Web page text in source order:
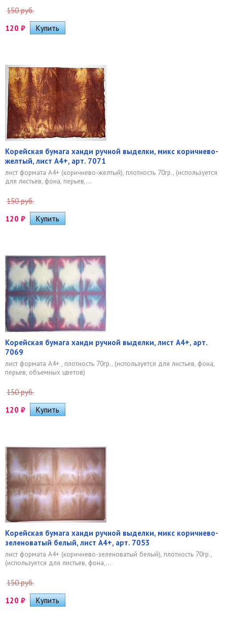
150 руб.
120 ₽
Корейская бумага ханди ручной выделки, микс коричнево-
желтый, лист А4+, арт. 7071
лист формата А4+ (коричнево-желтый), плотность 70гр., (используется
для листьев, фона, перьев,...
150 руб.
120 ₽
Корейская бумага ханди ручной выделки, лист А4+, арт.
7069
лист формата А4+ , плотность 70гр., (используется для листьев, фона,
перьев, объемных цветов)
150 руб.
120 ₽
Корейская бумага ханди ручной выделки, микс коричнево-
зеленоватый белый, лист А4+, арт. 7053
лист формата А4+ (коричнево-зеленоватый белый), плотность 70гр.,
(используется для листьев, фона,...
150 руб.
120 ₽